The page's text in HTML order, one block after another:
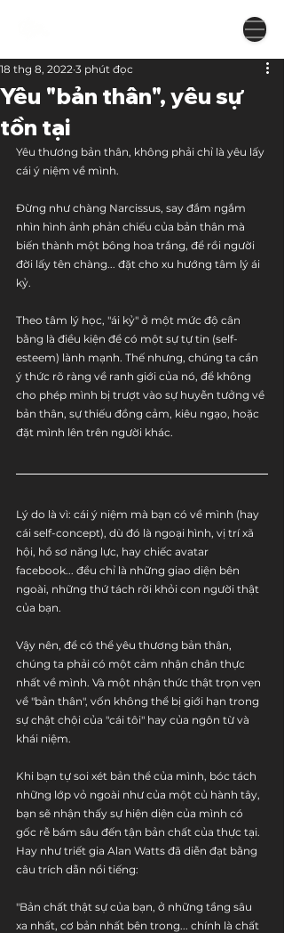
Yêu "bản thân", yêu sự
tồn tại
18 thg 8, 2022 3 phút đọc
Yêu thương bản thân, không phải chỉ là yêu lấy
cái ý niệm về mình.
Đừng như chàng Narcissus, say đắm ngắm
nhìn hình ảnh phản chiếu của bản thân mà
biến thành một bông hoa trắng, để rồi người
đời lấy tên chàng... đặt cho xu hướng tâm lý ái
kỷ.
Theo tâm lý học, "ái kỷ" ở một mức độ cân
bằng là điều kiện để có một sự tự tin (self-
esteem) lành mạnh. Thế nhưng, chúng ta cần
ý thức rõ ràng về ranh giới của nó, để không
cho phép mình bị trượt vào sự huyễn tưởng về
bản thân, sự thiếu đồng cảm, kiêu ngạo, hoặc
đặt mình lên trên người khác.
Lý do là vì: cái ý niệm mà bạn có về mình (hay
cái self-concept), dù đó là ngoại hình, vị trí xã
hội, hồ sơ năng lực, hay chiếc avatar
facebook... đều chỉ là những giao diện bên
ngoài, những thứ tách rời khỏi con người thật
của bạn.
Vậy nên, để có thể yêu thương bản thân,
chúng ta phải có một cảm nhận chân thực
nhất về mình. Và một nhận thức thật trọn vẹn
về "bản thân", vốn không thể bị giới hạn trong
sự chật chội của "cái tôi" hay của ngôn từ và
khái niệm.
Khi bạn tự soi xét bản thể của mình, bóc tách
những lớp vỏ ngoài như của một củ hành tây,
bạn sẽ nhận thấy sự hiện diện của mình có
gốc rễ bám sâu đến tận bản chất của thực tại.
Hay như triết gia Alan Watts đã diễn đạt bằng
câu trích dẫn nổi tiếng:
"Bản chất thật sự của bạn, ở những tầng sâu
xa nhất, cơ bản nhất bên trong... chính là chất